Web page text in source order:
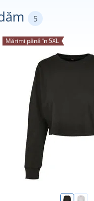
5
Mărimi până în 5XL